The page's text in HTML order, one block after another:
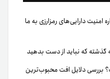
دارایی‌های رمزارزی به ما
بررسی دلایل افت محبوب‌ترین